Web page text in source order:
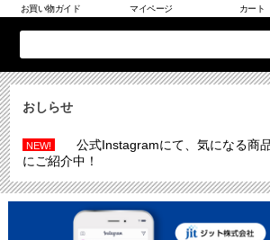
お買い物ガイド マイページ カート
おしらせ
NEW!
公式Instagramにて、気になる商
にご紹介中！